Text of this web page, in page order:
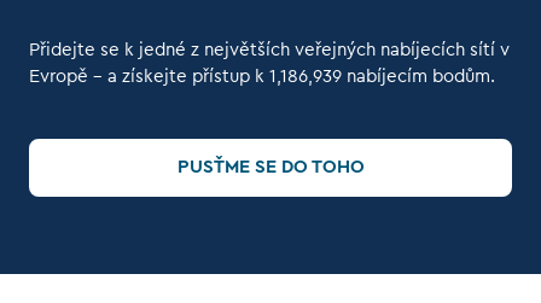
Přidejte se k jedné z největších veřejných nabíjecích sítí v
Evropě – a získejte přístup k 1,186,939 nabíjecím bodům.
PUSŤME SE DO TOHO